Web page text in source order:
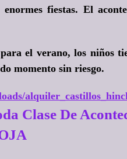
fiestas. El
el verano, los niños
momento sin riesgo.
Clase De